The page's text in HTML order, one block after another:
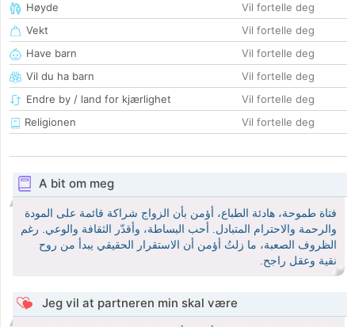
Høyde
Vil fortelle deg
Vekt
Vil fortelle deg
Have barn
Vil fortelle deg
Vil du ha barn
Vil fortelle deg
Endre by / land for kjærlighet
Vil fortelle deg
Religionen
Vil fortelle deg
A bit om meg
فتاة طموحة، هادئة الطباع، أؤمن بأن الزواج شراكة قائمة على المودة
والرحمة والاحترام المتبادل. أحب البساطة، وأقدّر الثقافة والوعي. رغم
الظروف الصعبة، ما زلتُ أؤمن أن الاستقرار الحقيقي يبدأ من روح
نقية وعقل راجح.
Jeg vil at partneren min skal være